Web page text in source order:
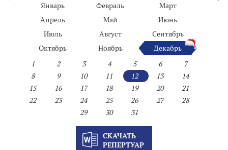
Январь
Февраль
Март
Апрель
Май
Июнь
Июль
Август
Сентябрь
Октябрь
Ноябрь
Декабрь
1
2 3 4 5 6
7
8
9 10 11 12 13
14
15
16 17 18 19 20
21
22
23 24 25 26 27
28
29
30 31
СКАЧАТЬ
РЕПЕРТУАР